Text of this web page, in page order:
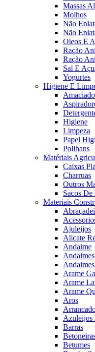
Massas
Molhos
Não
Não
Oleos E
Ração
Ração
Sal E
Yogurtes
Higiene E
Higiene
Limpeza
Papel
Polibans
Matériais
Caixas
Charruas
Outros
Sacos De
Materiais
Ajuleijos
Alicate
Andaime
Andaimes
Arame
Arame
Arame
Aros
Azuleijos
Barras
Betumes